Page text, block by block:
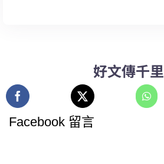
好文傳千里
Facebook 留言